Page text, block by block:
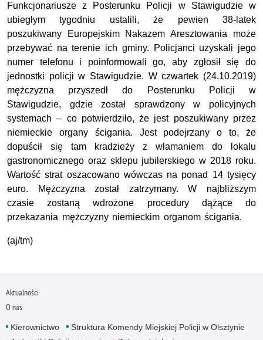
Funkcjonariusze z Posterunku Policji w Stawigudzie w
ubiegłym tygodniu ustalili, że pewien 38-latek
poszukiwany Europejskim Nakazem Aresztowania może
przebywać na terenie ich gminy. Policjanci uzyskali jego
numer telefonu i poinformowali go, aby zgłosił się do
jednostki policji w Stawigudzie. W czwartek (24.10.2019)
mężczyzna przyszedł do Posterunku Policji w
Stawigudzie, gdzie został sprawdzony w policyjnych
systemach – co potwierdziło, że jest poszukiwany przez
niemieckie organy ścigania. Jest podejrzany o to, że
dopuścił się tam kradzieży z włamaniem do lokalu
gastronomicznego oraz sklepu jubilerskiego w 2018 roku.
Wartość strat oszacowano wówczas na ponad 14 tysięcy
euro. Mężczyzna został zatrzymany. W najbliższym
czasie zostaną wdrożone procedury dążące do
przekazania mężczyzny niemieckim organom ścigania.
(aj/tm)
Aktualności
O nas
Kierownictwo
Struktura Komendy Miejskiej Policji w Olsztynie